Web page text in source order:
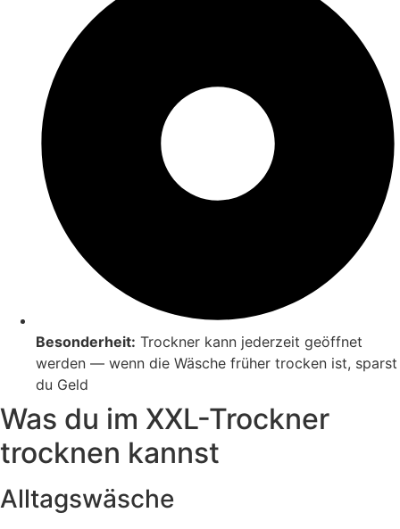
Besonderheit: Trockner kann jederzeit geöffnet
werden — wenn die Wäsche früher trocken ist, sparst
du Geld
Was du im XXL-Trockner
trocknen kannst
Alltagswäsche